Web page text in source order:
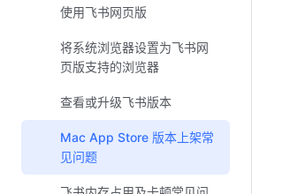
使用飞书网页版
将系统浏览器设置为飞书网
页版支持的浏览器
查看或升级飞书版本
Mac App Store 版本上架常
见问题